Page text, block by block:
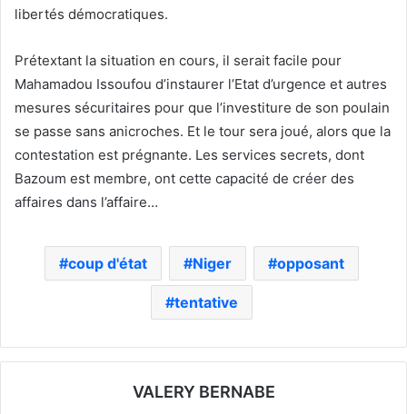
libertés démocratiques.
Prétextant la situation en cours, il serait facile pour
Mahamadou Issoufou d’instaurer l’Etat d’urgence et autres
mesures sécuritaires pour que l’investiture de son poulain
se passe sans anicroches. Et le tour sera joué, alors que la
contestation est prégnante. Les services secrets, dont
Bazoum est membre, ont cette capacité de créer des
affaires dans l’affaire…
coup d'état Niger opposant
tentative
VALERY BERNABE